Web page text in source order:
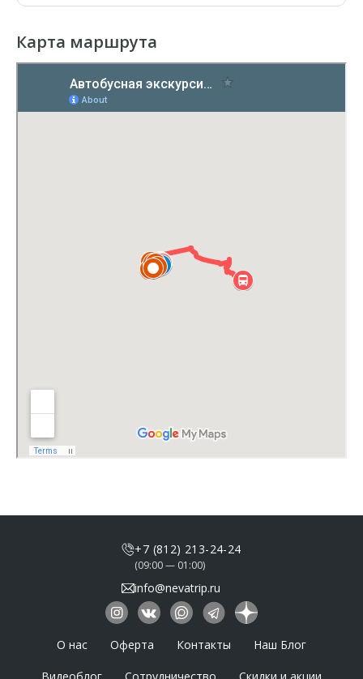
Карта маршрута
+7 (812) 213-24-24
(09:00 — 01:00)
info@nevatrip.ru
О нас Оферта Контакты Наш Блог